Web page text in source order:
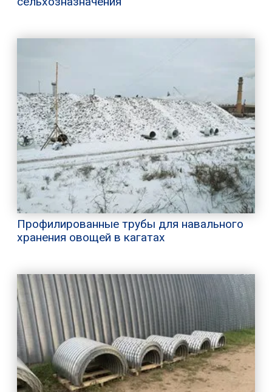
Профилированные трубы для навального
хранения овощей в кагатах